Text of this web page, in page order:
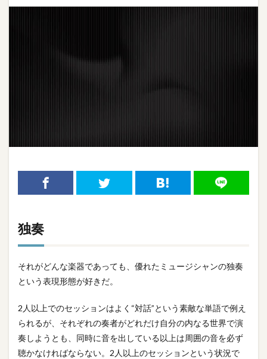
独奏
それがどんな楽器であっても、優れたミュージシャンの独奏
という表現形態が好きだ。
2人以上でのセッションはよく“対話”という素敵な単語で例え
られるが、それぞれの奏者がどれだけ自分の内なる世界で演
奏しようとも、同時に音を出している以上は周囲の音を必ず
聴かなければならない。2人以上のセッションという状況で